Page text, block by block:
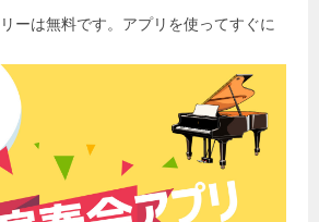
ーは無料です。アプリを使ってすぐに